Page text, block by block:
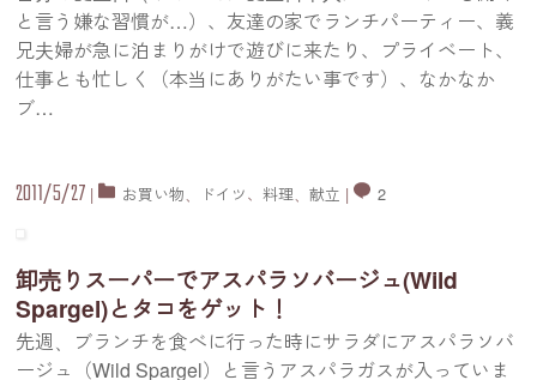
と言う嫌な習慣が…）、友達の家でランチパーティー、義
兄夫婦が急に泊まりがけで遊びに来たり、プライベート、
仕事とも忙しく（本当にありがたい事です）、なかなか
ブ…
2011/5/27 | お買い物、 ドイツ、料理、献立 | 2
卸売りスーパーでアスパラソバージュ(Wild
Spargel)とタコをゲット！
先週、ブランチを食べに行った時にサラダにアスパラソバ
ージュ（Wild Spargel）と言うアスパラガスが入っていま